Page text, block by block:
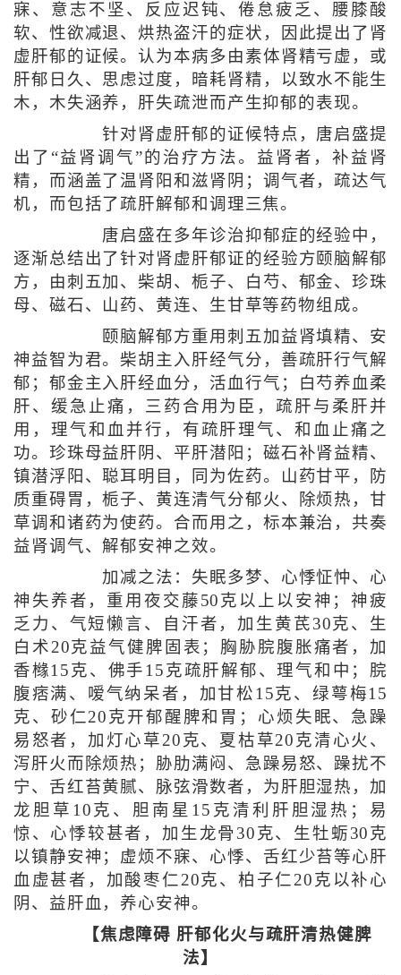
寐、意志不坚、反应迟钝、倦怠疲乏、腰膝酸
软、性欲减退、烘热盗汗的症状，因此提出了肾
虚肝郁的证候。认为本病多由素体肾精亏虚，或
肝郁日久、思虑过度，暗耗肾精，以致水不能生
木，木失涵养，肝失疏泄而产生抑郁的表现。
针对肾虚肝郁的证候特点，唐启盛提
出了“益肾调气”的治疗方法。益肾者，补益肾
精，而涵盖了温肾阳和滋肾阴；调气者，疏达气
机，而包括了疏肝解郁和调理三焦。
唐启盛在多年诊治抑郁症的经验中，
逐渐总结出了针对肾虚肝郁证的经验方颐脑解郁
方，由刺五加、柴胡、栀子、白芍、郁金、珍珠
母、磁石、山药、黄连、生甘草等药物组成。
颐脑解郁方重用刺五加益肾填精、安
神益智为君。柴胡主入肝经气分，善疏肝行气解
郁；郁金主入肝经血分，活血行气；白芍养血柔
肝、缓急止痛，三药合用为臣，疏肝与柔肝并
用，理气和血并行，有疏肝理气、和血止痛之
功。珍珠母益肝阴、平肝潜阳；磁石补肾益精、
镇潜浮阳、聪耳明目，同为佐药。山药甘平，防
质重碍胃，栀子、黄连清气分郁火、除烦热，甘
草调和诸药为使药。合而用之，标本兼治，共奏
益肾调气、解郁安神之效。
加减之法：失眠多梦、心悸怔忡、心
神失养者，重用夜交藤50克以上以安神；神疲
乏力、气短懒言、自汗者，加生黄芪30克、生
白术20克益气健脾固表；胸胁脘腹胀痛者，加
香橼15克、佛手15克疏肝解郁、理气和中；脘
腹痞满、嗳气纳呆者，加甘松15克、绿萼梅15
克、砂仁20克开郁醒脾和胃；心烦失眠、急躁
易怒者，加灯心草20克、夏枯草20克清心火、
泻肝火而除烦热；胁肋满闷、急躁易怒、躁扰不
宁、舌红苔黄腻、脉弦滑数者，为肝胆湿热，加
龙胆草10克、胆南星15克清利肝胆湿热；易
惊、心悸较甚者，加生龙骨30克、生牡蛎30克
以镇静安神；虚烦不寐、心悸、舌红少苔等心肝
血虚甚者，加酸枣仁20克、柏子仁20克以补心
阴、益肝血，养心安神。
【焦虑障碍 肝郁化火与疏肝清热健脾
法】